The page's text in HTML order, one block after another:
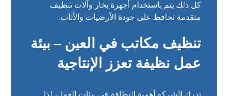
كل ذلك يتم باستخدام أجهزة بخار وآلات تنظيف
متقدمة تحافظ على جودة الأرضيات والأثاث.
تنظيف مكاتب في العين – بيئة
عمل نظيفة تعزز الإنتاجية